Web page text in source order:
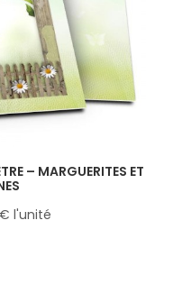
– MARGUERITES ET
l'unité